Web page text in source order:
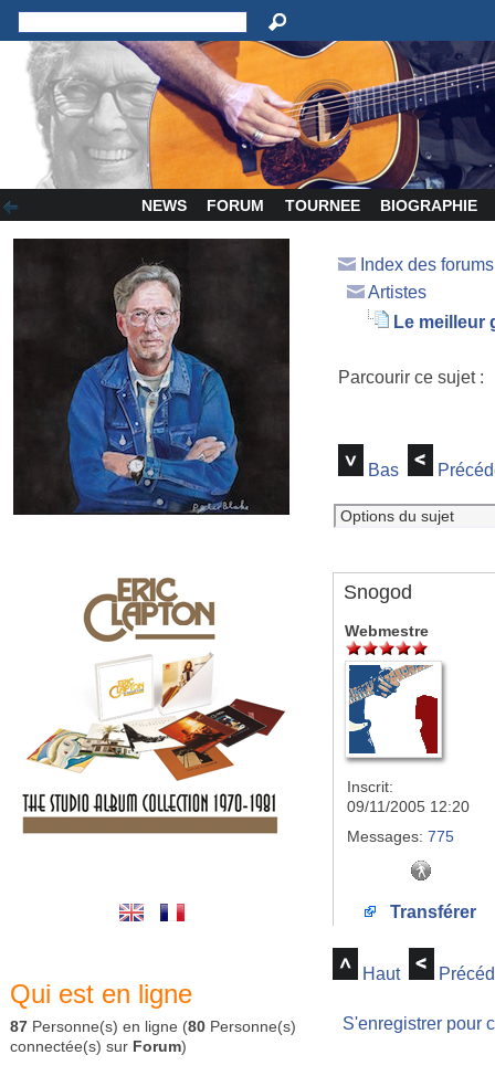
NEWS FORUM TOURNEE BIOGRAPHIE
Qui est en ligne
87 Personne(s) en ligne (80 Personne(s)
connectée(s) sur Forum)
Index des
Artistes
Le meilleur
Parcourir ce sujet
Bas
Snogod
Webmestre
Inscrit:
09/11/2005 12:20
Messages: 775
Transférer
Haut
S'enregistrer pour